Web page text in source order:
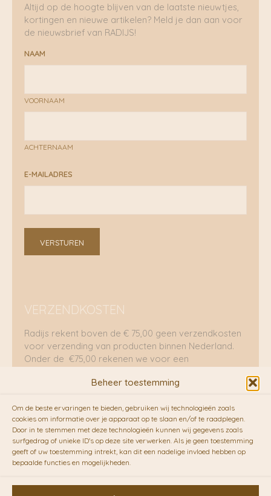
Beheer toestemming
Om de beste ervaringen te bieden, gebruiken wij technologieën zoals
cookies om informatie over je apparaat op te slaan en/of te raadplegen.
Door in te stemmen met deze technologieën kunnen wij gegevens zoals
surfgedrag of unieke ID's op deze site verwerken. Als je geen toestemming
geeft of uw toestemming intrekt, kan dit een nadelige invloed hebben op
bepaalde functies en mogelijkheden.
Altijd op de hoogte blijven van de laatste nieuwtjes,
kortingen en nieuwe artikelen? Meld je dan aan voor
de nieuwsbrief van RADIJS!
NAAM
VOORNAAM
ACHTERNAAM
E-MAILADRES
VERSTUREN
VERZENDKOSTEN
Radijs rekent boven de € 75,00 geen verzendkosten
voor verzending van producten binnen Nederland.
Onder de €75,00 rekenen we voor een
RADIJS werkt samen met de duurzame bezorgdienst
vanFietskoeriers.nl. Pakketten (mits voorradig) voor
10.00 uur besteld op een doordeweekse dag,
bezorgen zij soms nog op dezelfde dag in de
avonduren! Brievenbuspakjes de volgende dag. En
waar mogelijk ook echt op de fiets!!